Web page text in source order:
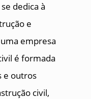
dedica à
e
empresa
é formada
e outros
civil,